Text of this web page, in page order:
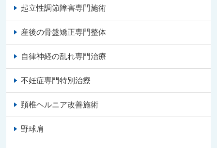
起立性調節障害専門施術
産後の骨盤矯正専門整体
自律神経の乱れ専門治療
不妊症専門特別治療
頚椎ヘルニア改善施術
野球肩